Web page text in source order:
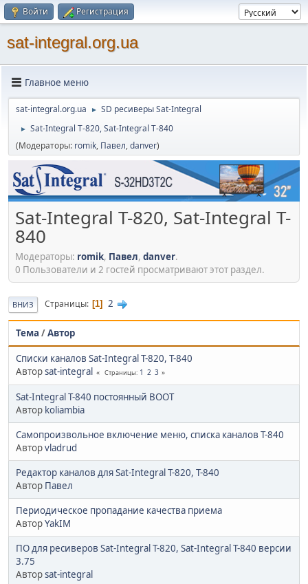
Войти Регистрация
sat-integral.org.ua
Главное меню
sat-integral.org.ua ► SD ресиверы Sat-Integral
►
Sat-Integral T-820, Sat-Integral T-840
(Модераторы: romik, Павел,danver)
Sat-Integral T-820, Sat-Integral T-
840
Модераторы: romik, Павел, danver.
0 Пользователи и 2 гостей просматривают этот раздел.
ВНИЗ Страницы 1 2
Тема /Автор
Списки каналов Sat-Integral T-820, T-840
Авторsat-integral Страницы 1 2 3
Sat-Integral T-840 постоянный BOOT
Автор koliambia
Cамопроизвольное включение меню, списка каналов T-840
Авторvladrud
Редактор каналов для Sat-Integral T-820, T-840
Автор Павел
Периодическое пропадание качества приема
АвторYakIM
ПО для ресиверов Sat-Integral T-820, Sat-Integral T-840 версии
3.75
Авторsat-integral